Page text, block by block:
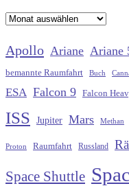
Archiv
Apollo Ariane Ariane
bemannte Raumfahrt Buch
ESA Falcon 9 Falcon
ISS Jupiter Mars Methan
Proton Raumfahrt Russland
Space Shuttle